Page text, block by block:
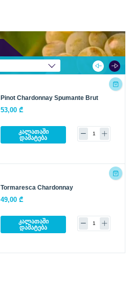
Pinot Chardonnay Spumante Brut
53,00 ₾
კალათაში
დამატება
Tormaresca Chardonnay
49,00 ₾
კალათაში
დამატება